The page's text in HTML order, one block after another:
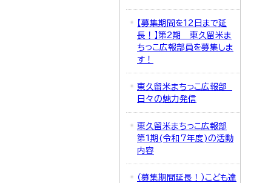
【募集期間を12日まで延
長！】第2期 東久留米ま
ちっこ広報部員を募集しま
す！
東久留米まちっこ広報部
日々の魅力発信
東久留米まちっこ広報部
第1期(令和7年度)の活動
内容
（募集期間延長！）こども達